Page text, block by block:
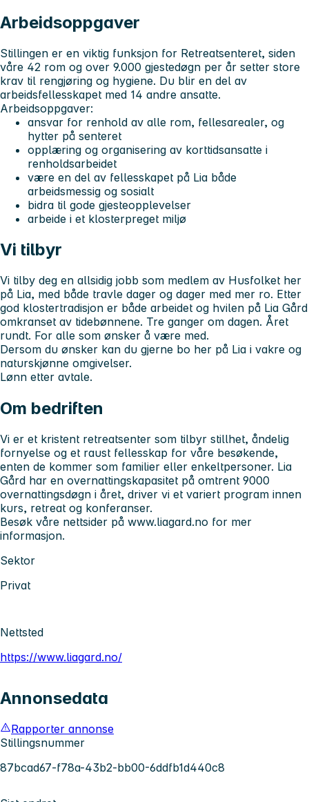
Arbeidsoppgaver
Stillingen er en viktig funksjon for Retreatsenteret, siden
våre 42 rom og over 9.000 gjestedøgn per år setter store
krav til rengjøring og hygiene. Du blir en del av
arbeidsfellesskapet med 14 andre ansatte.
Arbeidsoppgaver:
ansvar for renhold av alle rom, fellesarealer, og
hytter på senteret
opplæring og organisering av korttidsansatte i
renholdsarbeidet
være en del av fellesskapet på Lia både
arbeidsmessig og sosialt
bidra til gode gjesteopplevelser
arbeide i et klosterpreget miljø
Vi tilbyr
Vi tilby deg en allsidig jobb som medlem av Husfolket her
på Lia, med både travle dager og dager med mer ro. Etter
god klostertradisjon er både arbeidet og hvilen på Lia Gård
omkranset av tidebønnene. Tre ganger om dagen. Året
rundt. For alle som ønsker å være med.
Dersom du ønsker kan du gjerne bo her på Lia i vakre og
naturskjønne omgivelser.
Lønn etter avtale.
Om bedriften
Vi er et kristent retreatsenter som tilbyr stillhet, åndelig
fornyelse og et raust fellesskap for våre besøkende,
enten de kommer som familier eller enkeltpersoner. Lia
Gård har en overnattingskapasitet på omtrent 9000
overnattingsdøgn i året, driver vi et variert program innen
kurs, retreat og konferanser.
Besøk våre nettsider på www.liagard.no for mer
informasjon.
Sektor
Privat
Nettsted
https://www.liagard.no/
Annonsedata
Rapporter annonse
Stillingsnummer
87bcad67-f78a-43b2-bb00-6ddfb1d440c8